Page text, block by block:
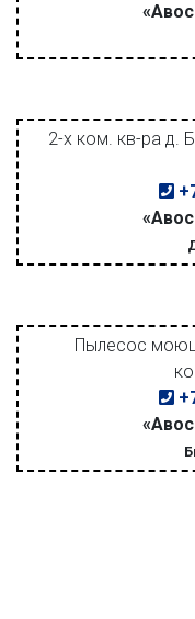
2-х ком. кв-ра д.
Пылесос